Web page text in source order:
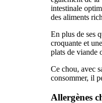
intestinale
des aliments
En plus de ses
croquante et
plats de viande
Ce chou, avec
consommer, il
Allergènes